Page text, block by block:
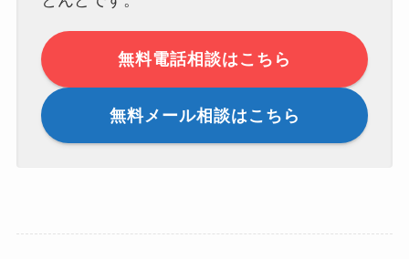
無料電話相談はこちら
無料メール相談はこちら